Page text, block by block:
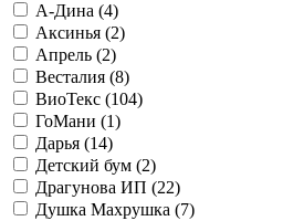
А-Дина (4)
Аксинья (2)
Апрель (2)
Весталия (8)
ВиоТекс (104)
ГоМани (1)
Дарья (14)
Детский бум (2)
Драгунова ИП (22)
Душка Махрушка (7)